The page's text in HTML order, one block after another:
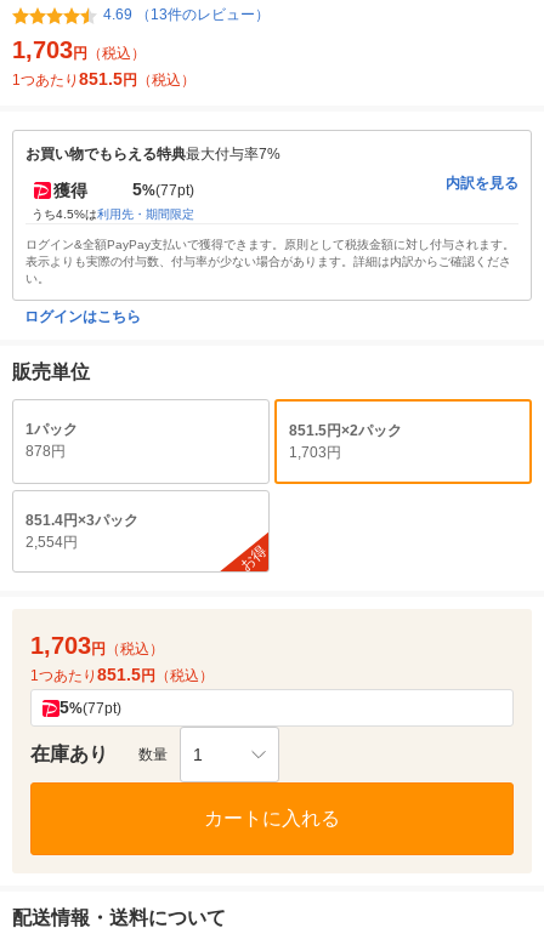
4.69 （13件のレビュー）
1,703円
（税込）
1つあたり 851.5円 （税込）
お買い物でもらえる特典最大付与率7%
獲得 5%(77pt)
うち4.5%は利用先・期間限定
内訳を見る
ログイン&全額PayPay支払いで獲得できます。原則として税抜金額に対し付与されます。
表示よりも実際の付与数、付与率が少ない場合があります。詳細は内訳からご確認くださ
い。
ログインはこちら
販売単位
1パック
878円
851.5円×2パック
1,703円
851.4円×3パック
2,554円
お得
1,703円
（税込）
1つあたり 851.5円 （税込）
5%(77pt)
在庫あり 数量 1
カートに入れる
配送情報・送料について